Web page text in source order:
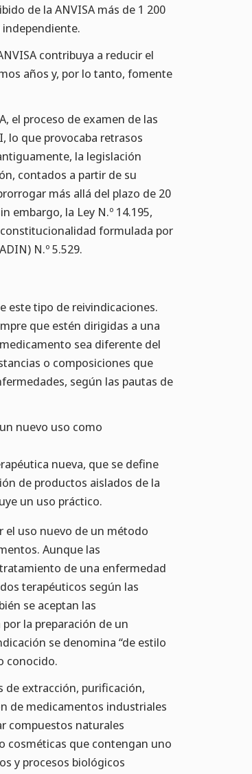
de la ANVISA más de 1 200
contribuya a reducir el
años y, por lo tanto, fomente
el proceso de examen de las
lo que provocaba retrasos
la legislación
contados a partir de su
más allá del plazo de 20
embargo, la Ley N.º 14.195,
formulada por
N.º 5.529.
este tipo de reivindicaciones.
que estén dirigidas a una
sea diferente del
o composiciones que
según las pautas de
nuevo uso como
nueva, que se define
de productos aislados de la
un uso práctico.
el uso nuevo de un método
Aunque las
de una enfermedad
terapéuticos según las
se aceptan las
la preparación de un
se denomina “de estilo
conocido.
de extracción, purificación,
de medicamentos industriales
compuestos naturales
cosméticas que contengan uno
y procesos biológicos